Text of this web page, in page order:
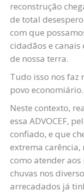
reconstrução
de total
com que
cidadãos e
de nossa terra.
Tudo isso nos faz
povo economiário.
Neste contexto,
essa ADVOCEF,
confiado, e que
extrema
como atender
chuvas nos
arrecadados já